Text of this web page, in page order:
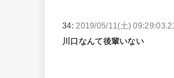
34: 2019/05/11(土)
川口なんて後輩いない